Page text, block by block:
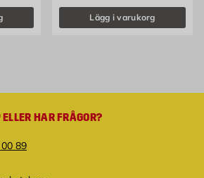
Lägg i varukorg
HAR FRÅGOR?
89